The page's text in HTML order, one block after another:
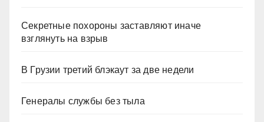
Секретные похороны заставляют иначе
взглянуть на взрыв
В Грузии третий блэкаут за две недели
Генералы службы без тыла